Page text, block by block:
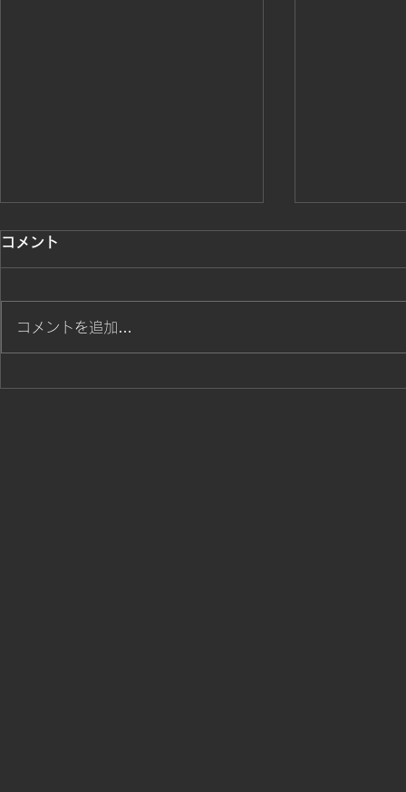
勝ち戦士達が躍動
ました。招
頂きありが
せて頂きま
コメント
コメントを追加…